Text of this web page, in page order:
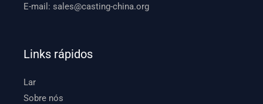
E-mail:sales@casting-china.org
Links rápidos
Lar
Sobre nós